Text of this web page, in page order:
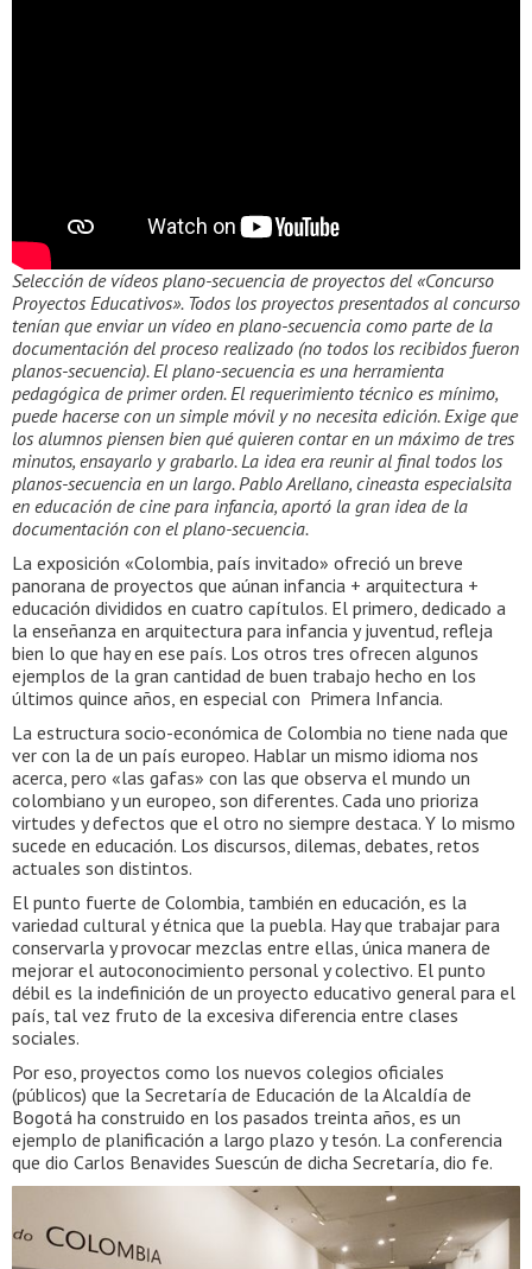
Selección de vídeos plano-secuencia de proyectos del «Concurso
Proyectos Educativos». Todos los proyectos presentados al concurso
tenían que enviar un vídeo en plano-secuencia como parte de la
documentación del proceso realizado (no todos los recibidos fueron
planos-secuencia). El plano-secuencia es una herramienta
pedagógica de primer orden. El requerimiento técnico es mínimo,
puede hacerse con un simple móvil y no necesita edición. Exige que
los alumnos piensen bien qué quieren contar en un máximo de tres
minutos, ensayarlo y grabarlo. La idea era reunir al final todos los
planos-secuencia en un largo. Pablo Arellano, cineasta especialsita
en educación de cine para infancia, aportó la gran idea de la
documentación con el plano-secuencia.
La exposición «Colombia, país invitado» ofreció un breve
panorana de proyectos que aúnan infancia + arquitectura +
educación divididos en cuatro capítulos. El primero, dedicado a
la enseñanza en arquitectura para infancia y juventud, refleja
bien lo que hay en ese país. Los otros tres ofrecen algunos
ejemplos de la gran cantidad de buen trabajo hecho en los
últimos quince años, en especial con Primera Infancia.
La estructura socio-económica de Colombia no tiene nada que
ver con la de un país europeo. Hablar un mismo idioma nos
acerca, pero «las gafas» con las que observa el mundo un
colombiano y un europeo, son diferentes. Cada uno prioriza
virtudes y defectos que el otro no siempre destaca. Y lo mismo
sucede en educación. Los discursos, dilemas, debates, retos
actuales son distintos.
El punto fuerte de Colombia, también en educación, es la
variedad cultural y étnica que la puebla. Hay que trabajar para
conservarla y provocar mezclas entre ellas, única manera de
mejorar el autoconocimiento personal y colectivo. El punto
débil es la indefinición de un proyecto educativo general para el
país, tal vez fruto de la excesiva diferencia entre clases
sociales.
Por eso, proyectos como los nuevos colegios oficiales
(públicos) que la Secretaría de Educación de la Alcaldía de
Bogotá ha construido en los pasados treinta años, es un
ejemplo de planificación a largo plazo y tesón. La conferencia
que dio Carlos Benavides Suescún de dicha Secretaría, dio fe.